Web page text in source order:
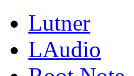
Lutner
LAudio